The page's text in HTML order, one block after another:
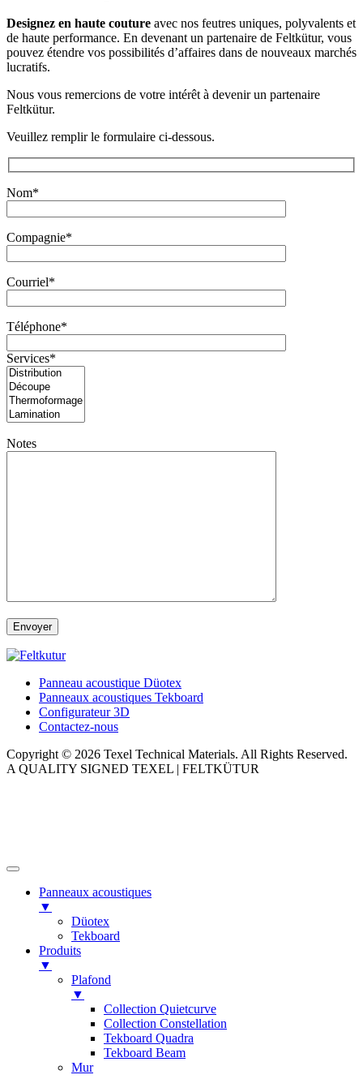
Designez en haute couture avec nos feutres uniques, polyvalents et
de haute performance. En devenant un partenaire de Feltkütur, vous
pouvez étendre vos possibilités d’affaires dans de nouveaux marchés
lucratifs.
Nous vous remercions de votre intérêt à devenir un partenaire
Feltkütur.
Veuillez remplir le formulaire ci-dessous.
Nom*
Compagnie*
Courriel*
Téléphone*
Services*
Notes
Panneau acoustique Düotex
Panneaux acoustiques Tekboard
Configurateur 3D
Contactez-nous
Copyright © 2026 Texel Technical Materials. All Rights Reserved.
A QUALITY SIGNED TEXEL | FELTKÜTUR
Panneaux acoustiques
▼
Düotex
Tekboard
Produits
▼
Plafond
▼
Collection Quietcurve
Collection Constellation
Tekboard Quadra
Tekboard Beam
Mur